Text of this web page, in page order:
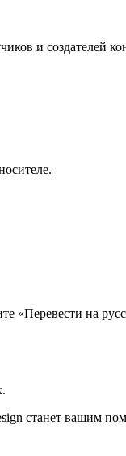
и создателей
«Перевести на
станет вашим